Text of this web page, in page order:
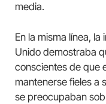
media.
En la misma línea,
Unido demostraba
conscientes de que
mantenerse fieles a
se preocupaban